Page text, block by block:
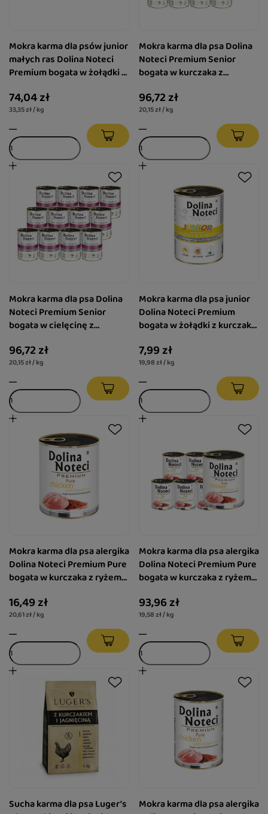
Mokra karma dla psów junior
małych ras Dolina Noteci
Premium bogata w żołądki z
zestaw 12 x 185 g
74,04 zł
33,35 zł / kg
Mokra karma dla psa Dolina
Noteci Premium Senior
bogata w kurczaka z
12 x 400 g
96,72 zł
20,15 zł / kg
Mokra karma dla psa Dolina
Noteci Premium Senior
bogata w cielęcinę z
zestaw 12 x 400 g
96,72 zł
20,15 zł / kg
Mokra karma dla psa junior
Dolina Noteci Premium
bogata w żołądki z kurczaka
7,99 zł
19,98 zł / kg
Mokra karma dla psa alergika
Dolina Noteci Premium Pure
bogata w kurczaka z ryżem
16,49 zł
20,61 zł / kg
Mokra karma dla psa alergika
Dolina Noteci Premium Pure
bogata w kurczaka z ryżem
93,96 zł
19,58 zł / kg
Sucha karma dla psa Luger’s
Mokra karma dla psa alergika